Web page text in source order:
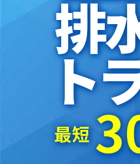
排
ト
最短